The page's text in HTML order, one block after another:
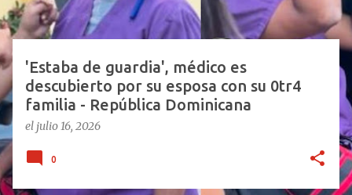
d
a
s
'Estaba de guardia', médico es
descubierto por su esposa con su 0tr4
familia - República Dominicana
el julio 16, 2026
0